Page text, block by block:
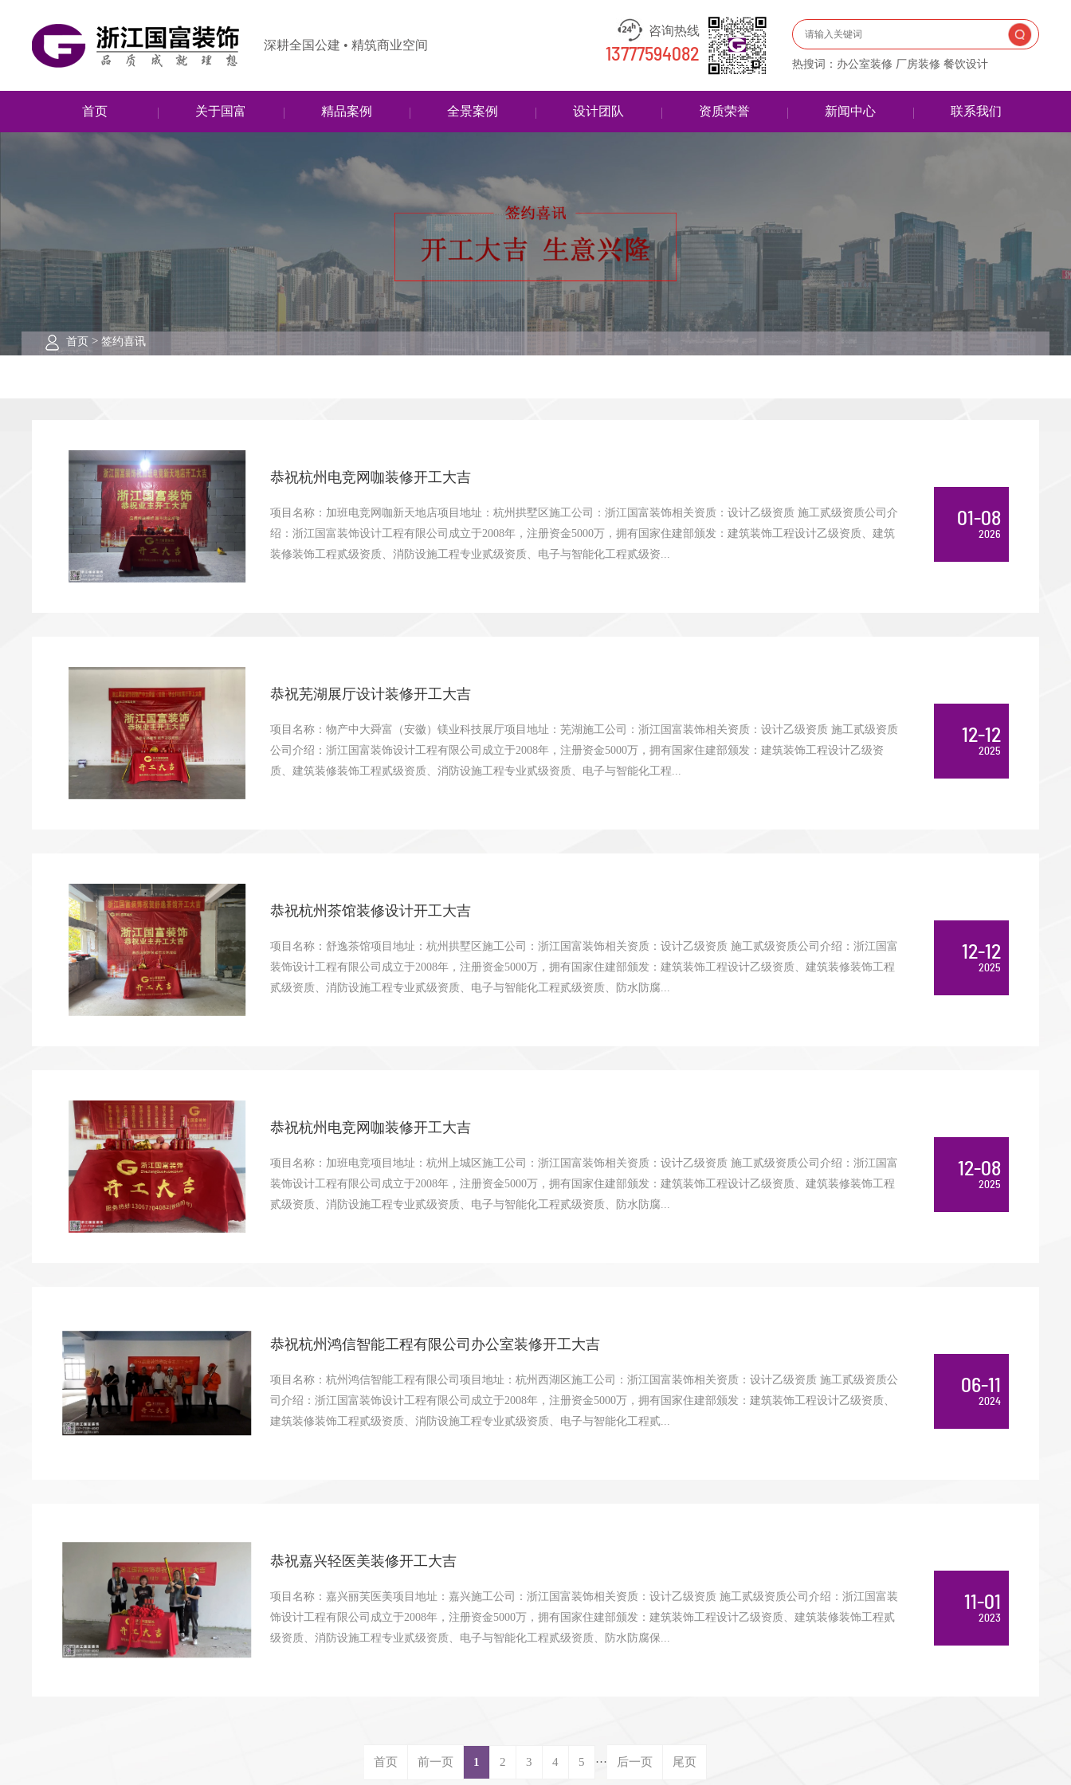
深耕全国公建 • 精筑商业空间
咨询热线
13777594082 热搜词：办公室装修 厂房装修 餐饮设计
首页 关于国富 精品案例 全景案例 设计团队 资质荣誉 新闻中心 联系我们
首页> 签约喜讯
恭祝杭州电竞网咖装修开工大吉
项目名称：加班电竞网咖新天地店项目地址：杭州拱墅区施工公司：浙江国富装饰相关资质：设计乙级资质 施工贰级资质公司介
绍：浙江国富装饰设计工程有限公司成立于2008年，注册资金5000万，拥有国家住建部颁发：建筑装饰工程设计乙级资质、建筑
装修装饰工程贰级资质、消防设施工程专业贰级资质、电子与智能化工程贰级资...
01-08
2026
恭祝芜湖展厅设计装修开工大吉
项目名称：物产中大舜富（安徽）镁业科技展厅项目地址：芜湖施工公司：浙江国富装饰相关资质：设计乙级资质 施工贰级资质
公司介绍：浙江国富装饰设计工程有限公司成立于2008年，注册资金5000万，拥有国家住建部颁发：建筑装饰工程设计乙级资
质、建筑装修装饰工程贰级资质、消防设施工程专业贰级资质、电子与智能化工程...
12-12
2025
恭祝杭州茶馆装修设计开工大吉
项目名称：舒逸茶馆项目地址：杭州拱墅区施工公司：浙江国富装饰相关资质：设计乙级资质 施工贰级资质公司介绍：浙江国富
装饰设计工程有限公司成立于2008年，注册资金5000万，拥有国家住建部颁发：建筑装饰工程设计乙级资质、建筑装修装饰工程
贰级资质、消防设施工程专业贰级资质、电子与智能化工程贰级资质、防水防腐...
12-12
2025
恭祝杭州电竞网咖装修开工大吉
项目名称：加班电竞项目地址：杭州上城区施工公司：浙江国富装饰相关资质：设计乙级资质 施工贰级资质公司介绍：浙江国富
装饰设计工程有限公司成立于2008年，注册资金5000万，拥有国家住建部颁发：建筑装饰工程设计乙级资质、建筑装修装饰工程
贰级资质、消防设施工程专业贰级资质、电子与智能化工程贰级资质、防水防腐...
12-08
2025
恭祝杭州鸿信智能工程有限公司办公室装修开工大吉
项目名称：杭州鸿信智能工程有限公司项目地址：杭州西湖区施工公司：浙江国富装饰相关资质：设计乙级资质 施工贰级资质公
司介绍：浙江国富装饰设计工程有限公司成立于2008年，注册资金5000万，拥有国家住建部颁发：建筑装饰工程设计乙级资质、
建筑装修装饰工程贰级资质、消防设施工程专业贰级资质、电子与智能化工程贰...
06-11
2024
恭祝嘉兴轻医美装修开工大吉
项目名称：嘉兴丽芙医美项目地址：嘉兴施工公司：浙江国富装饰相关资质：设计乙级资质 施工贰级资质公司介绍：浙江国富装
饰设计工程有限公司成立于2008年，注册资金5000万，拥有国家住建部颁发：建筑装饰工程设计乙级资质、建筑装修装饰工程贰
级资质、消防设施工程专业贰级资质、电子与智能化工程贰级资质、防水防腐保...
11-01
2023
首页 前一页 1 2 3 4 5 ··· 后一页 尾页